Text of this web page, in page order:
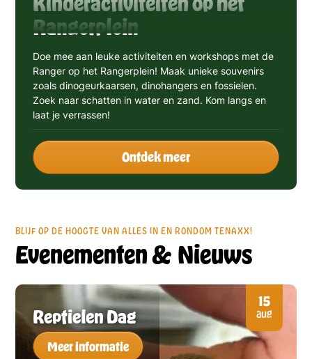
Rangerplein
Doe mee aan leuke activiteiten en workshops met de
Ranger op het Rangerplein! Maak unieke souvenirs
zoals dinogeurkaarsen, dinohangers en fossielen.
Zoek naar schatten in water en zand. Kom langs en
laat je verrassen!
Ontdek meer
BLIJF OP DE HOOGTE VAN ALLES IN EN RONDOM TENAXX!
Evenementen & Nieuws
15
aug
Reptielen Dag
Meer informatie